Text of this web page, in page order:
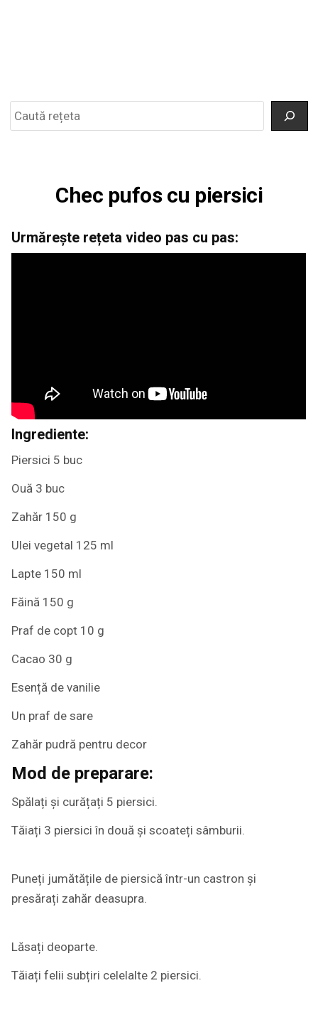
Chec pufos cu piersici
Urmărește rețeta video pas cu pas:
Ingrediente:
Piersici 5 buc
Ouă 3 buc
Zahăr 150 g
Ulei vegetal 125 ml
Lapte 150 ml
Făină 150 g
Praf de copt 10 g
Cacao 30 g
Esență de vanilie
Un praf de sare
Zahăr pudră pentru decor
Mod de preparare:
Spălați și curățați 5 piersici.
Tăiați 3 piersici în două și scoateți sâmburii.
Puneți jumătățile de piersică într-un castron și
presărați zahăr deasupra.
Lăsați deoparte.
Tăiați felii subțiri celelalte 2 piersici.